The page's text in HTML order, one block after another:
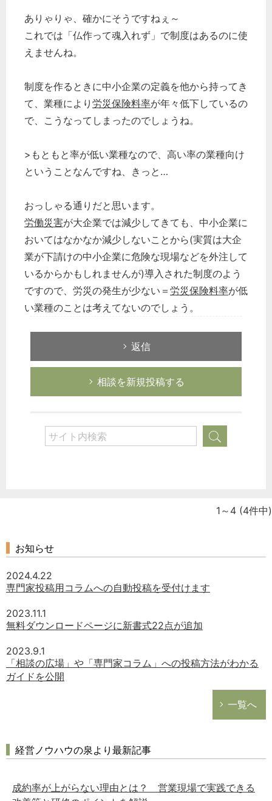
ありゃりゃ、確かにそうですねぇ～
これでは「仏作って魂入れず」で制度はあるのに使
えませんね。
制度を作るときに中小企業の定義を他から持ってき
て、業種により 労災保険料率が年々低下しているの
で、こうなってしまったのでしょうね。
>もともと率が低い業種なので、高い率の業種向け
ということなんですね、きっと…
おっしゃる通りだと思います。
労働災害が大企業では減少してきても、中小企業に
おいてはなかなか減少しないことから(実質は大企
業が下請けの中小企業に危険な現場などを外注して
いるからかもしれませんが)導入された制度のよう
ですので、労災の発生が少ない＝ 労災保険料率が低
い業種のことは考えてないのでしょう。
返信
相談を新規投稿する
どのカテゴリーに投稿しますか？
選択してください
企業法務
秘書のノウハウ
次へ
1～4 (4件中)
お知らせ
2024.4.22
専門家投稿用コラムへの自動投稿を受付けます
2023.11.1
無料ダウンロードページに新書式22点が追加
2023.9.1
「相談の広場」や「専門家コラム」への投稿方法がわかる
ガイドを公開
一覧へ
経営ノウハウの泉より最新記事
成約率が上がらない理由とは？ 営業現場で実践できる